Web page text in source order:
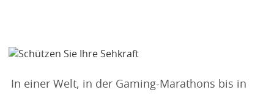
In einer Welt, in der Gaming-Marathons bis in